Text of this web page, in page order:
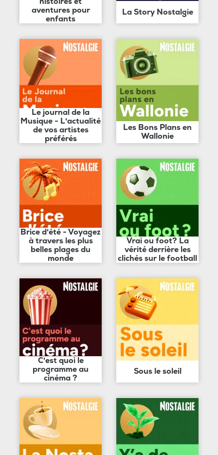
aventures pour
enfants
La Story Nostalgie
Le journal de la
Musique - L'actualité
de vos artistes
préférés
Les Bons Plans en
Wallonie
Brice d'été - Voyagez
à travers les plus
belles plages du
monde
Vrai ou foot? La
vérité derrière les
clichés sur le football
C'est quoi le
programme au
cinéma ?
Sous le soleil